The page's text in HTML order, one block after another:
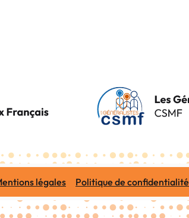
légales Politique de confidentialité